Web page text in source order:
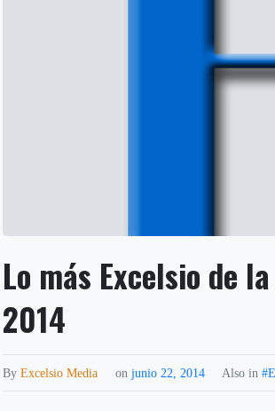
Lo más Excelsio de
2014
ByExcelsio Media onjunio 22, 2014 Also in